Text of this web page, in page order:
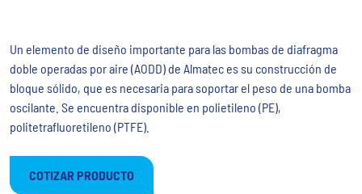
Un elemento de diseño importante para las bombas de diafragma
doble operadas por aire (AODD) de Almatec es su construcción de
bloque sólido, que es necesaria para soportar el peso de una bomba
oscilante. Se encuentra disponible en polietileno (PE),
politetrafluoretileno (PTFE).
COTIZAR PRODUCTO